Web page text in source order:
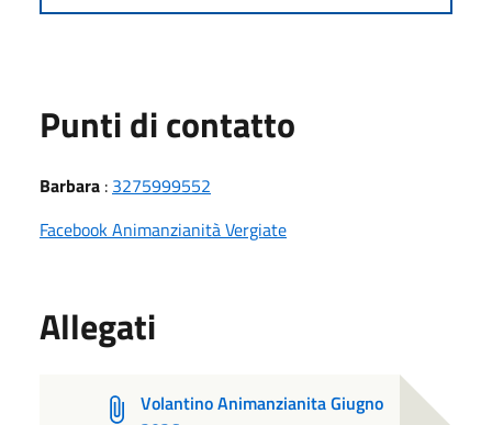
Punti di contatto
Barbara : 3275999552
Facebook Animanzianità Vergiate
Allegati
Volantino Animanzianita Giugno